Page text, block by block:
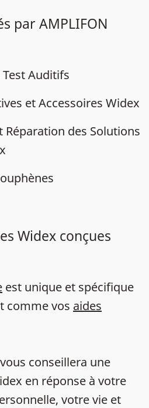
par AMPLIFON
Auditifs
et Accessoires Widex
Réparation des Solutions
Widex conçues
est unique et spécifique
comme vos aides
conseillera une
en réponse à votre
votre vie et